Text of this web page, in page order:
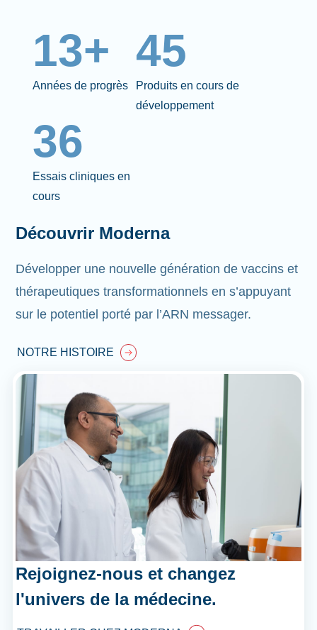
13+
Années de progrès
45
Produits en cours de
développement
36
Essais cliniques en
cours
Découvrir Moderna
Développer une nouvelle génération de vaccins et
thérapeutiques transformationnels en s’appuyant
sur le potentiel porté par l’ARN messager.
NOTRE HISTOIRE
Rejoignez-nous et changez
l'univers de la médecine.